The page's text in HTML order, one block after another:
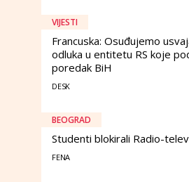
VIJESTI
Francuska: Osuđujemo
odluka u entitetu RS koje
poredak BiH
DESK
BEOGRAD
Studenti blokirali Radio-
FENA